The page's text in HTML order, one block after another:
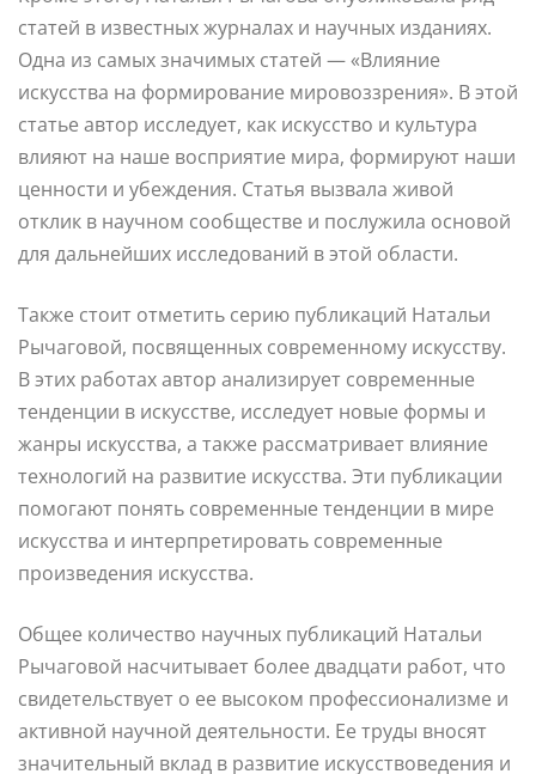
статей в известных журналах и научных изданиях.
Одна из самых значимых статей — «Влияние
искусства на формирование мировоззрения». В этой
статье автор исследует, как искусство и культура
влияют на наше восприятие мира, формируют наши
ценности и убеждения. Статья вызвала живой
отклик в научном сообществе и послужила основой
для дальнейших исследований в этой области.
Также стоит отметить серию публикаций Натальи
Рычаговой, посвященных современному искусству.
В этих работах автор анализирует современные
тенденции в искусстве, исследует новые формы и
жанры искусства, а также рассматривает влияние
технологий на развитие искусства. Эти публикации
помогают понять современные тенденции в мире
искусства и интерпретировать современные
произведения искусства.
Общее количество научных публикаций Натальи
Рычаговой насчитывает более двадцати работ, что
свидетельствует о ее высоком профессионализме и
активной научной деятельности. Ее труды вносят
значительный вклад в развитие искусствоведения и